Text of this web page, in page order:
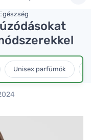
Unisex parfümök